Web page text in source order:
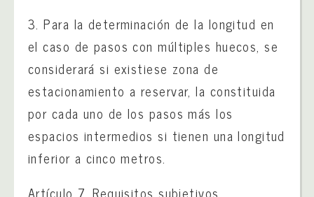
3. Para la determinación de la longitud en
el caso de pasos con múltiples huecos, se
considerará si existiese zona de
estacionamiento a reservar, la constituida
por cada uno de los pasos más los
espacios intermedios si tienen una longitud
inferior a cinco metros.
Artículo 7. Requisitos subjetivos.